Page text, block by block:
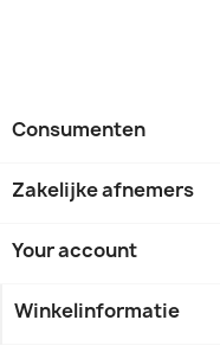
Consumenten
Zakelijke afnemers
Your account
Winkelinformatie